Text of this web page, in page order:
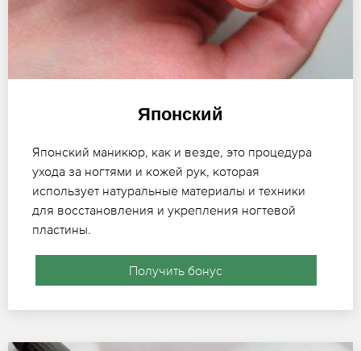
Японский
Японский маникюр, как и везде, это процедура
ухода за ногтями и кожей рук, которая
использует натуральные материалы и техники
для восстановления и укрепления ногтевой
пластины.
Получить бонус